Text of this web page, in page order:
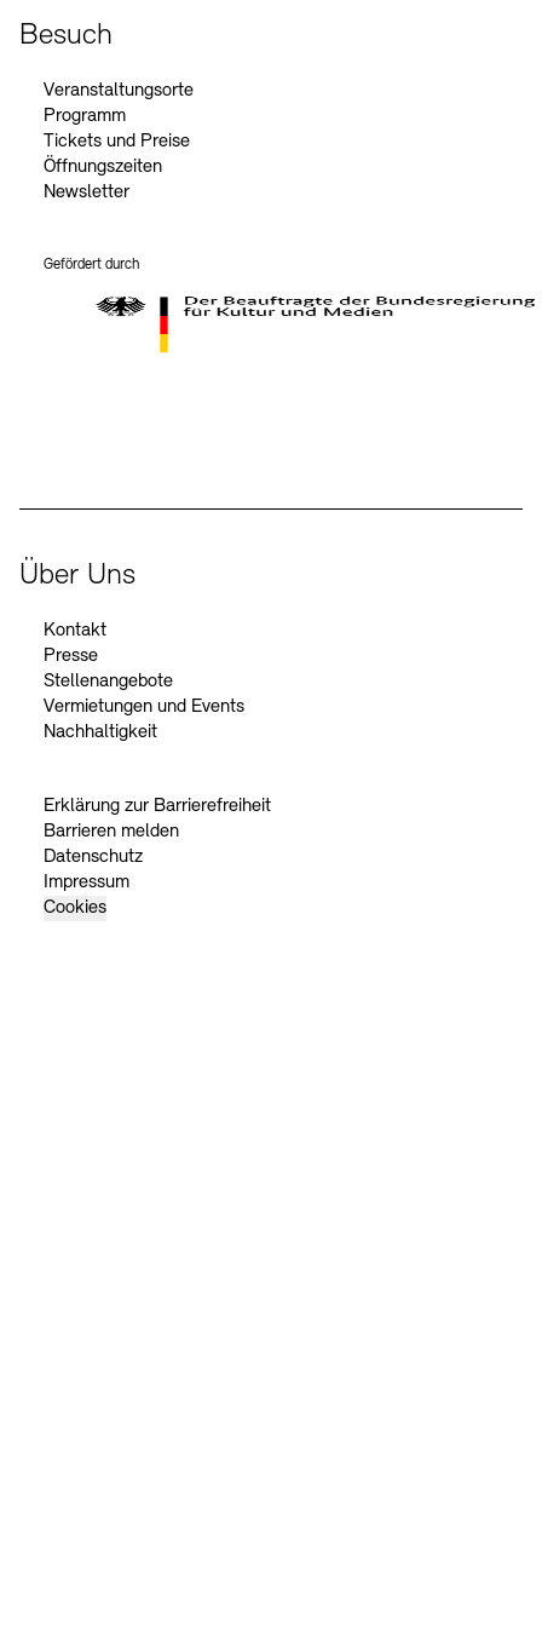
Besuch
Veranstaltungsorte
Programm
Tickets und Preise
Öffnungszeiten
Newsletter
Gefördert durch
Über Uns
Kontakt
Presse
Stellenangebote
Vermietungen und Events
Nachhaltigkeit
Erklärung zur Barrierefreiheit
Barrieren melden
Datenschutz
Impressum
Cookies